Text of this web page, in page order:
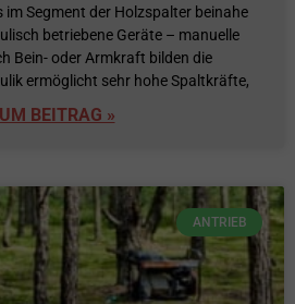
Segment der Holzspalter beinahe
betriebene Geräte – manuelle
Bein- oder Armkraft bilden die
ermöglicht sehr hohe Spaltkräfte,
BEITRAG »
ANTRIEB